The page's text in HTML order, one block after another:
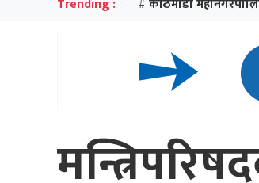
Trending : # काठमाडौँ